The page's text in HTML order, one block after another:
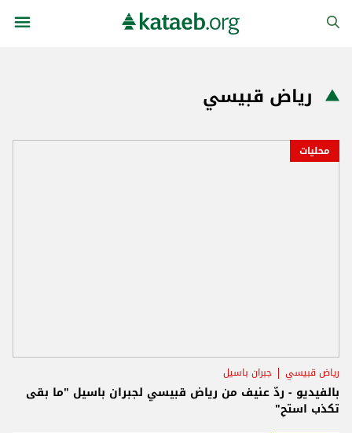
رياض قبيسي
محليات
رياض قبيسي جبران باسيل
بالفيديو - ردّ عنيف من رياض قبيسي لجبران باسيل "ما بقى
تكذب استحِ"